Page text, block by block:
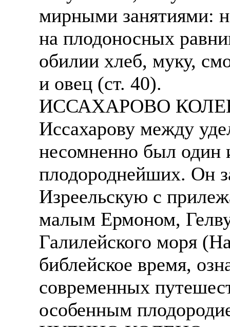
мирными занятиями:
на плодоносных
обилии хлеб, муку,
и овец (ст. 40).
ИССАХАРОВО
Иссахарову между
несомненно был один
плодороднейших. Он
Изреельскую с
малым Ермоном,
Галилейского моря
библейское время,
современных
особенным